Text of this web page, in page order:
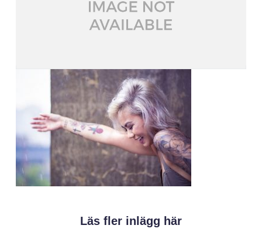
Läs fler inlägg här